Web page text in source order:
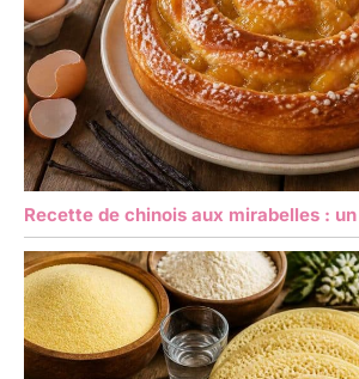
Recette de chinois aux mirabelles :